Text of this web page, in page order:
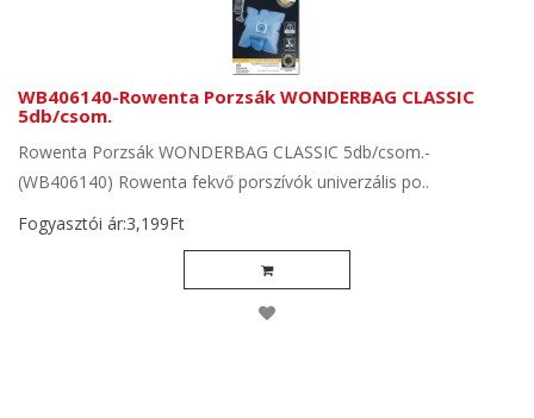
WB406140-Rowenta Porzsák WONDERBAG CLASSIC
5db/csom.
Rowenta Porzsák WONDERBAG CLASSIC 5db/csom.-
(WB406140) Rowenta fekvő porszívók univerzális po..
Fogyasztói ár:3,199Ft